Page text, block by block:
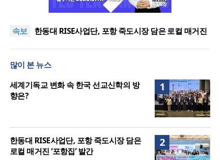
속보
느헤미야 연합기도회, ‘왕의 기도’로 나라·한국교회·다
여”
한동대 RISE사업단, 포항 죽도시장 담은 로컬 매거진
느헤미야 연합기도회, ‘왕의 기도’로 나라·한국교회·다
세기총 “자유를 지키며 하나 된 희망의 미래를 향하
여”
많이 본 뉴스
1
세계기독교 변화 속 한국 선교신학의 방
향은?
2
한동대 RISE사업단, 포항 죽도시장 담은
로컬 매거진 ‘포항집’ 발간